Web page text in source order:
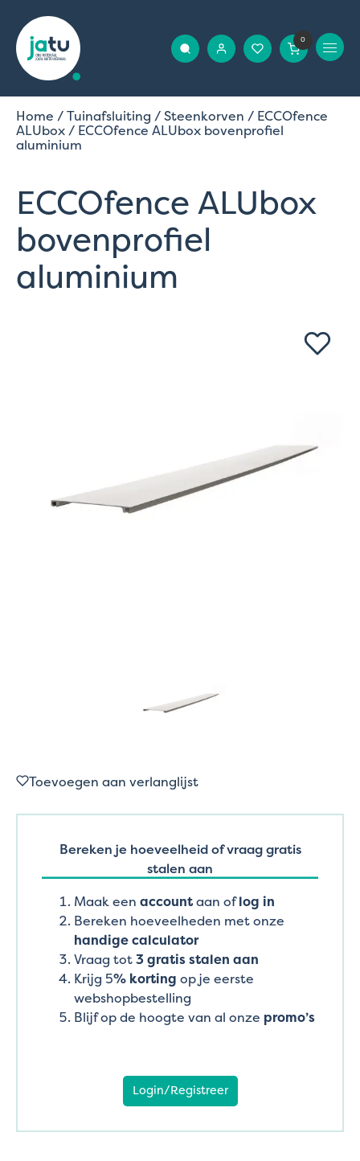
0
Home /Tuinafsluiting /Steenkorven / ECCOfence
ALUbox/ ECCOfence ALUbox bovenprofiel
aluminium
ECCOfence ALUbox
bovenprofiel
aluminium
Toevoegen aan verlanglijst
Bereken je hoeveelheid of vraag gratis
stalen aan
Maak een accountaan oflog in
Bereken hoeveelheden met onze
handige calculator
Vraag tot3 gratis stalen aan
Krijg 5% korting op je eerste
webshopbestelling
Blijf op de hoogte van al onze promo’s
Login/Registreer